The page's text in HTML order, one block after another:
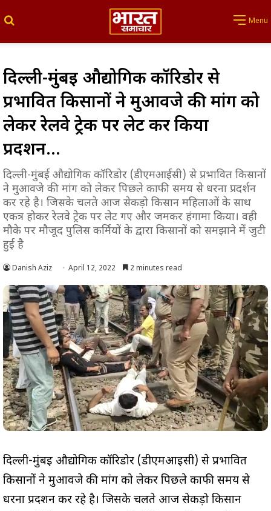
Menu
दिल्ली-मुंबई औद्योगिक कॉरिडोर से
प्रभावित किसानों ने मुआवजे की मांग को
लेकर रेलवे ट्रेक पर लेट कर किया
प्रदर्शन…
दिल्ली-मुंबई औद्योगिक कॉरिडोर (डीएमआईसी) से प्रभावित किसानों
ने मुआवजे की मांग को लेकर पिछले काफी समय से धरना प्रदर्शन
कर रहे है। जिसके चलते आज सेकड़ो किसान महिलाओं के साथ
एकत्र होकर रेलवे ट्रेक पर लेट गए और जमकर हंगामा किया। वही
मौके पर मौजूद पुलिस कर्मियों के द्वारा किसानों को समझाने में जुटी
हुई है
Danish Aziz April 12, 2022 2 minutes read
दिल्ली-मुंबई औद्योगिक कॉरिडोर (डीएमआईसी) से प्रभावित
किसानों ने मुआवजे की मांग को लेकर पिछले काफी समय से
धरना प्रदर्शन कर रहे है। जिसके चलते आज सेकड़ो किसान